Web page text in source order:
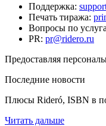
Поддержка:
Печать тиража:
Вопросы по
PR: pr@ridero.ru
Предоставляя
Последние новости
Плюсы Rideró, ISBN в
Читать дальше